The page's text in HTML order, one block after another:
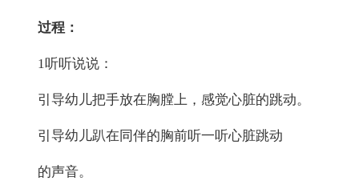
过程：
1听听说说：
引导幼儿把手放在胸膛上，感觉心脏的跳动。
引导幼儿趴在同伴的胸前听一听心脏跳动
的声音。